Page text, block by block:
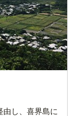
し、喜界島に